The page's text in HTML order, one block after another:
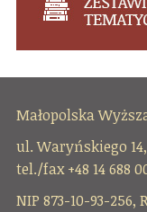
Małopolska
ul. Waryńskiego
tel./fax +48 14 688
NIP 873-10-93-256,